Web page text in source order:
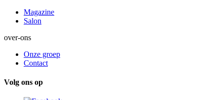
Magazine
Salon
over-ons
Onze groep
Contact
Volg ons op